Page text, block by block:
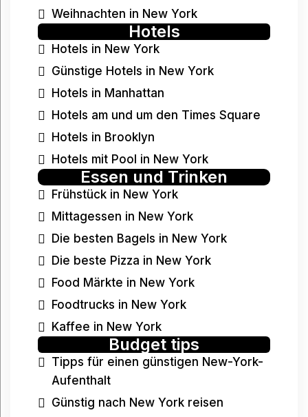
Weihnachten in New York
Hotels
Hotels in New York
Günstige Hotels in New York
Hotels in Manhattan
Hotels am und um den Times Square
Hotels in Brooklyn
Hotels mit Pool in New York
Essen und Trinken
Frühstück in New York
Mittagessen in New York
Die besten Bagels in New York
Die beste Pizza in New York
Food Märkte in New York
Foodtrucks in New York
Kaffee in New York
Budget tips
Tipps für einen günstigen New-York-
Aufenthalt
Günstig nach New York reisen